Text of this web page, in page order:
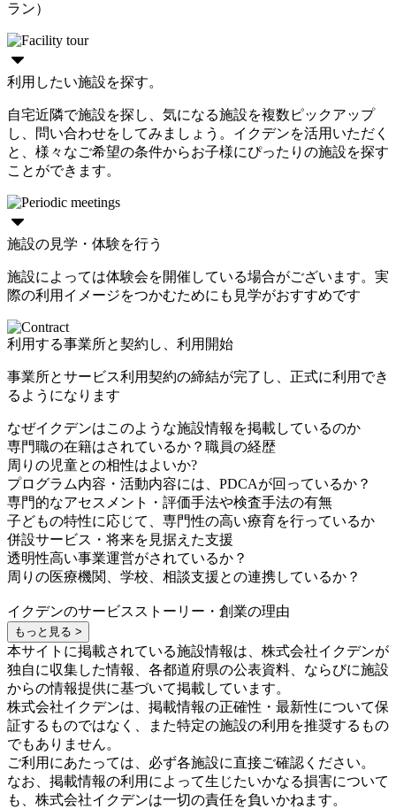
ラン）
利用したい施設を探す。
自宅近隣で施設を探し、気になる施設を複数ピックアップ
し、問い合わせをしてみましょう。イクデンを活用いただく
と、様々なご希望の条件からお子様にぴったりの施設を探す
ことができます。
施設の見学・体験を行う
施設によっては体験会を開催している場合がございます。実
際の利用イメージをつかむためにも見学がおすすめです
利用する事業所と契約し、利用開始
事業所とサービス利用契約の締結が完了し、正式に利用でき
るようになります
なぜイクデンはこのような施設情報を掲載しているのか
専門職の在籍はされているか？職員の経歴
周りの児童との相性はよいか?
プログラム内容・活動内容には、PDCAが回っているか？
専門的なアセスメント・評価手法や検査手法の有無
子どもの特性に応じて、専門性の高い療育を行っているか
併設サービス・将来を見据えた支援
透明性高い事業運営がされているか？
周りの医療機関、学校、相談支援との連携しているか？
イクデンのサービスストーリー・創業の理由
もっと見る >
本サイトに掲載されている施設情報は、株式会社イクデンが
独自に収集した情報、各都道府県の公表資料、ならびに施設
からの情報提供に基づいて掲載しています。
株式会社イクデンは、掲載情報の正確性・最新性について保
証するものではなく、また特定の施設の利用を推奨するもの
でもありません。
ご利用にあたっては、必ず各施設に直接ご確認ください。
なお、掲載情報の利用によって生じたいかなる損害について
も、株式会社イクデンは一切の責任を負いかねます。